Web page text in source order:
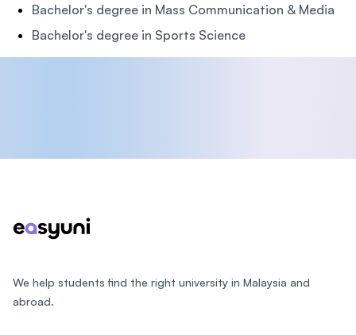
Bachelor's degree in Mass Communication & Media
Bachelor's degree in Sports Science
We help students find the right university in Malaysia and
abroad.